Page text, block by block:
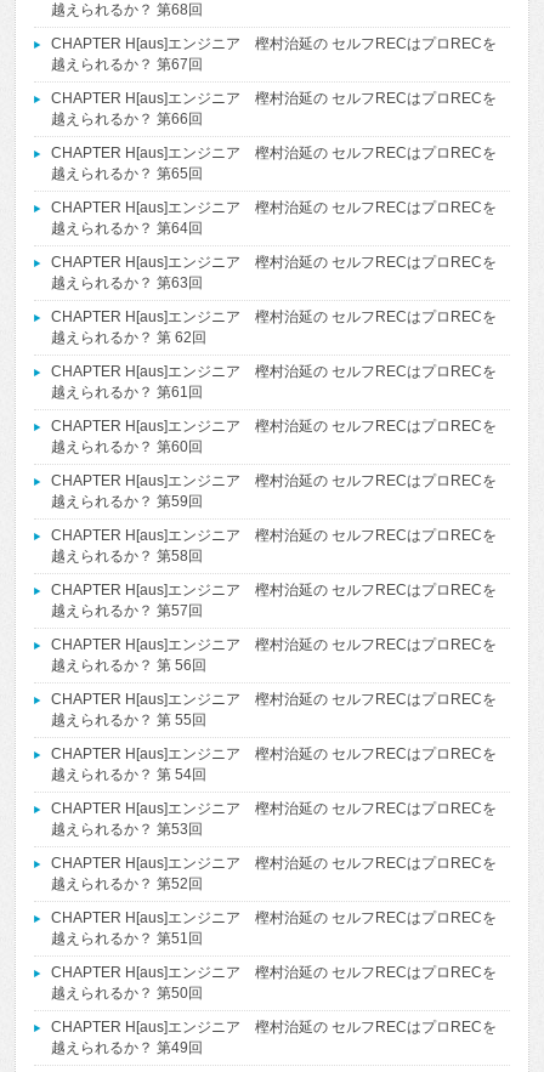
越えられるか？ 第68回
CHAPTER H[aus]エンジニア 樫村治延の セルフRECはプロRECを
越えられるか？ 第67回
CHAPTER H[aus]エンジニア 樫村治延の セルフRECはプロRECを
越えられるか？ 第66回
CHAPTER H[aus]エンジニア 樫村治延の セルフRECはプロRECを
越えられるか？ 第65回
CHAPTER H[aus]エンジニア 樫村治延の セルフRECはプロRECを
越えられるか？ 第64回
CHAPTER H[aus]エンジニア 樫村治延の セルフRECはプロRECを
越えられるか？ 第63回
CHAPTER H[aus]エンジニア 樫村治延の セルフRECはプロRECを
越えられるか？ 第 62回
CHAPTER H[aus]エンジニア 樫村治延の セルフRECはプロRECを
越えられるか？ 第61回
CHAPTER H[aus]エンジニア 樫村治延の セルフRECはプロRECを
越えられるか？ 第60回
CHAPTER H[aus]エンジニア 樫村治延の セルフRECはプロRECを
越えられるか？ 第59回
CHAPTER H[aus]エンジニア 樫村治延の セルフRECはプロRECを
越えられるか？ 第58回
CHAPTER H[aus]エンジニア 樫村治延の セルフRECはプロRECを
越えられるか？ 第57回
CHAPTER H[aus]エンジニア 樫村治延の セルフRECはプロRECを
越えられるか？ 第 56回
CHAPTER H[aus]エンジニア 樫村治延の セルフRECはプロRECを
越えられるか？ 第 55回
CHAPTER H[aus]エンジニア 樫村治延の セルフRECはプロRECを
越えられるか？ 第 54回
CHAPTER H[aus]エンジニア 樫村治延の セルフRECはプロRECを
越えられるか？ 第53回
CHAPTER H[aus]エンジニア 樫村治延の セルフRECはプロRECを
越えられるか？ 第52回
CHAPTER H[aus]エンジニア 樫村治延の セルフRECはプロRECを
越えられるか？ 第51回
CHAPTER H[aus]エンジニア 樫村治延の セルフRECはプロRECを
越えられるか？ 第50回
CHAPTER H[aus]エンジニア 樫村治延の セルフRECはプロRECを
越えられるか？ 第49回